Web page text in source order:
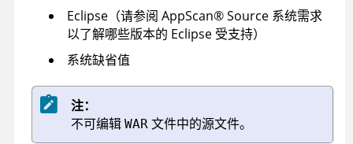
Eclipse（请参阅 AppScan®Source 系统需求
以了解哪些版本的 Eclipse 受支持）
系统缺省值
注：
不可编辑 WAR 文件中的源文件。